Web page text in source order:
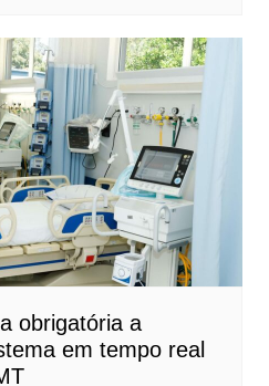
obrigatória a
em tempo real